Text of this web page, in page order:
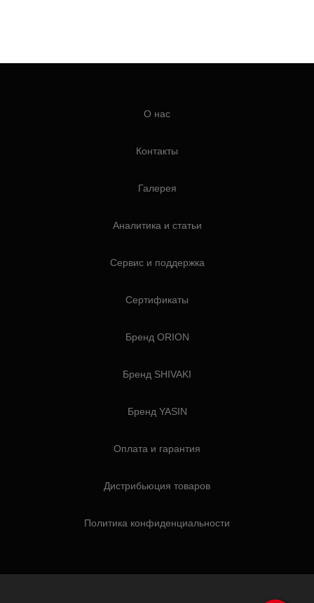
О нас
Контакты
Галерея
Аналитика и статьи
Сервис и поддержка
Сертификаты
Бренд ORION
Бренд SHIVAKI
Бренд YASIN
Оплата и гарантия
Дистрибьюция товаров
Политика конфиденциальности